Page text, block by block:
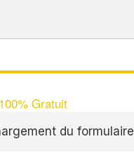
Gratuit
du formulaire